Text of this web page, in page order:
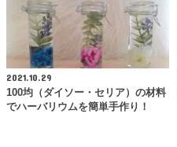
2021.10.29
100均（ダイソー・セリア）の材料
でハーバリウムを簡単手作り！